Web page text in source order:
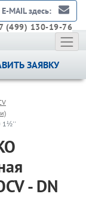
E-MAIL здесь:
(499) 130-19-76
ЗАЯВКУ
1½''
- DN